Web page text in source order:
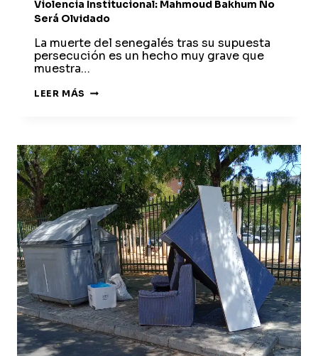
Violencia Institucional: Mahmoud Bakhum No
Será Olvidado
La muerte del senegalés tras su supuesta
persecución es un hecho muy grave que
muestra…
LEER MÁS EL
UNA
NUEVA
MUESTRA
DE
VIOLENCIA
INSTITUCIONAL:
MAHMOUD
BAKHUM
NO
SERÁ
OLVIDADO